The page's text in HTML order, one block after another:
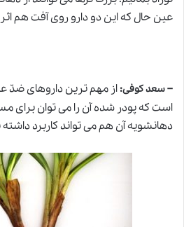
عین حال که این دو دارو روی آفت هم
–سعد کوفی:از مهم ترین داروهای ضدّ
است که پودر شده آن را می توان برای
دهانشویه آن هم می تواند کاربرد